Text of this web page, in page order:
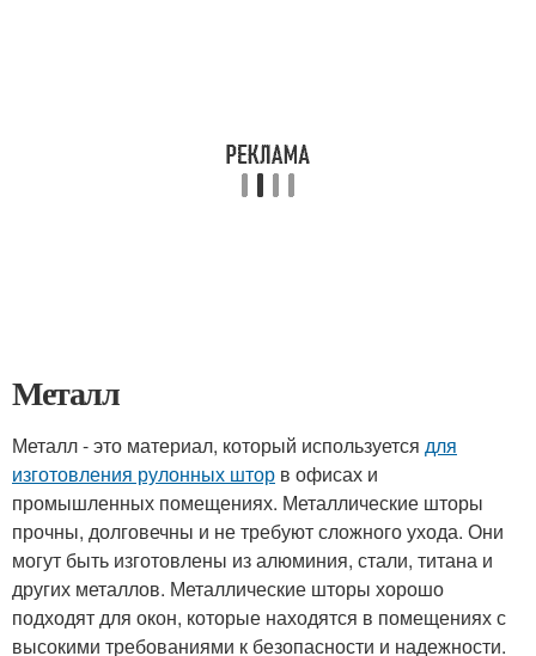
Металл
Металл - это материал, который используется для
изготовления рулонных штор в офисах и
промышленных помещениях. Металлические шторы
прочны, долговечны и не требуют сложного ухода. Они
могут быть изготовлены из алюминия, стали, титана и
других металлов. Металлические шторы хорошо
подходят для окон, которые находятся в помещениях с
высокими требованиями к безопасности и надежности.